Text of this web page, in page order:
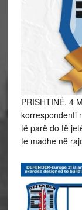
PRISHTINË, 4
korrespondenti
të parë do të
te madhe në